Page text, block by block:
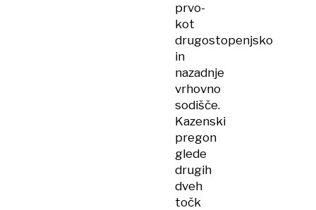
prvo-
kot
drugostopenjsko
in
nazadnje
vrhovno
sodišče.
Kazenski
pregon
glede
drugih
dveh
točk